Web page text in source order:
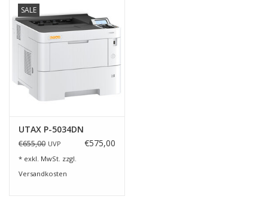
SALE
UTAX P-5034DN
€655,00 UVP €575,00
* exkl. MwSt. zzgl.
Versandkosten